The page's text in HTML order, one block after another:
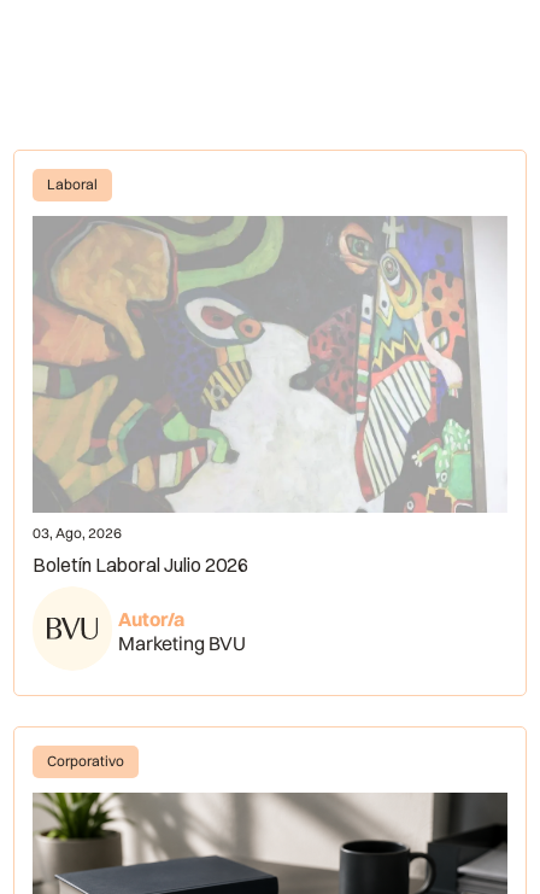
Laboral
03, Ago, 2026
Boletín Laboral Julio 2026
Autor/a
Marketing BVU
Corporativo